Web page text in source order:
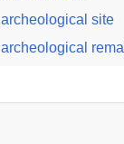
archeological site
archeological